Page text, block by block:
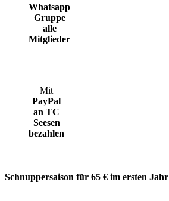
Whatsapp
Gruppe
alle
Mitglieder
Mit
PayPal
an TC
Seesen
bezahlen
Schnuppersaison für 65 € im ersten Jahr